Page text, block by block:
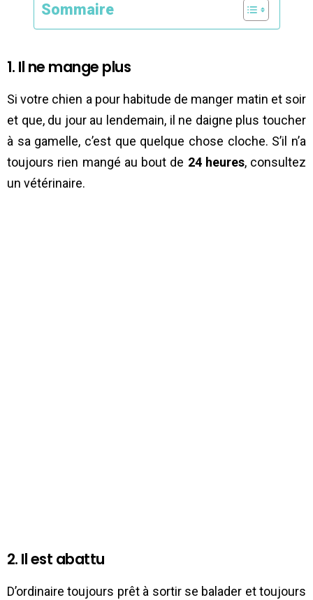
Sommaire
1. Il ne mange plus
Si votre chien a pour habitude de manger matin et soir
et que, du jour au lendemain, il ne daigne plus toucher
à sa gamelle, c’est que quelque chose cloche. S’il n’a
toujours rien mangé au bout de 24 heures, consultez
un vétérinaire.
2. Il est abattu
D’ordinaire toujours prêt à sortir se balader et toujours